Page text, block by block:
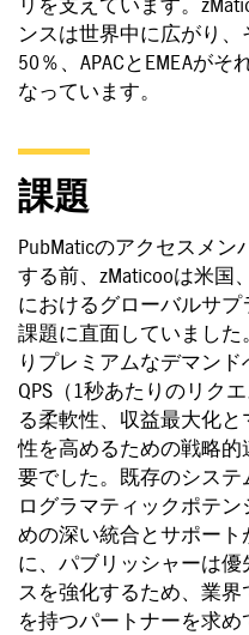
リを支えています。
ンスは世界中に広がり
50％、APACとEMEAが
なっています。
課題
PubMaticのアクセスメ
する前、zMaticooは米国
におけるグローバルサ
課題に直面していました
りプレミアムなデマン
QPS（1秒あたりのリク
る柔軟性、収益最大化
性を高めるための戦略
要でした。既存のシステ
ログラマティックポテ
めの深い統合とサポー
に、パブリッシャーは
スを強化するため、業
を持つパートナーを求め